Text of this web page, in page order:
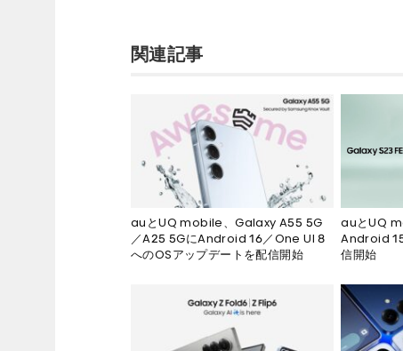
関連記事
auとUQ mobile、Galaxy A55 5G
／A25 5GにAndroid 16／One UI 8
へのOSアップデートを配信開始
auとUQ
Android
信開始